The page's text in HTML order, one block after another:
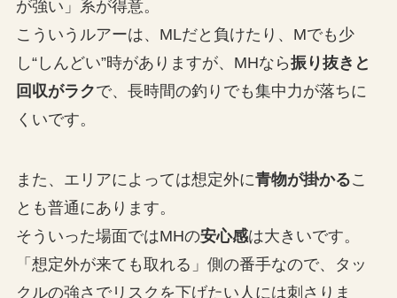
が強い」系が得意。
こういうルアーは、MLだと負けたり、Mでも少
し“しんどい”時がありますが、MHなら振り抜きと
回収がラクで、長時間の釣りでも集中力が落ちに
くいです。
また、エリアによっては想定外に青物が掛かるこ
とも普通にあります。
そういった場面ではMHの安心感は大きいです。
「想定外が来ても取れる」側の番手なので、タッ
クルの強さでリスクを下げたい人には刺さりま